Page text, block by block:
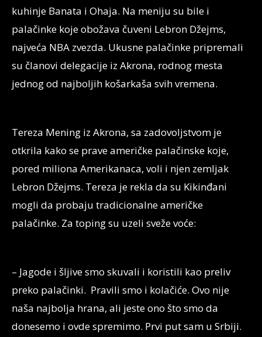
kuhinje Banata i Ohaja. Na meniju su bile i
palačinke koje obožava čuveni Lebron Džejms,
najveća NBA zvezda. Ukusne palačinke pripremali
su članovi delegacije iz Akrona, rodnog mesta
jednog od najboljih košarkaša svih vremena.
Tereza Mening iz Akrona, sa zadovoljstvom je
otkrila kako se prave američke palačinske koje,
pored miliona Amerikanaca, voli i njen zemljak
Lebron Džejms. Tereza je rekla da su Kikinđani
mogli da probaju tradicionalne američke
palačinke. Za toping su uzeli sveže voće:
– Jagode i šljive smo skuvali i koristili kao preliv
preko palačinki. Pravili smo i kolačiće. Ovo nije
naša najbolja hrana, ali jeste ono što smo da
donesemo i ovde spremimo. Prvi put sam u Srbiji.